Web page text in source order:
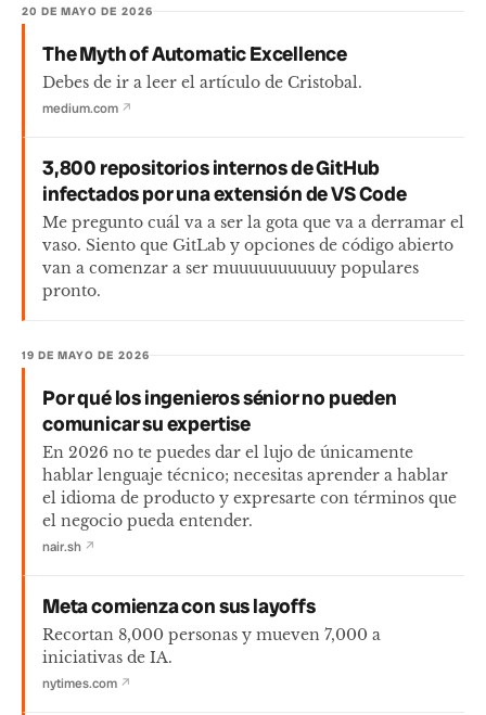
20 DE MAYO DE 2026
The Myth of Automatic Excellence
Debes de ir a leer el artículo de Cristobal.
medium.com ↗
3,800 repositorios internos de GitHub
infectados por una extensión de VS Code
Me pregunto cuál va a ser la gota que va a derramar el
vaso. Siento que GitLab y opciones de código abierto
van a comenzar a ser muuuuuuuuuuy populares
pronto.
19 DE MAYO DE 2026
Por qué los ingenieros sénior no pueden
comunicar su expertise
En 2026 no te puedes dar el lujo de únicamente
hablar lenguaje técnico; necesitas aprender a hablar
el idioma de producto y expresarte con términos que
el negocio pueda entender.
nair.sh ↗
Meta comienza con sus layoffs
Recortan 8,000 personas y mueven 7,000 a
iniciativas de IA.
nytimes.com ↗